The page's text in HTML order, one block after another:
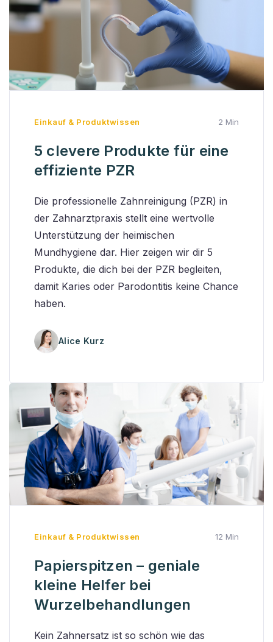
Einkauf & Produktwissen 2 Min
5 clevere Produkte für eine
effiziente PZR
Die professionelle Zahnreinigung (PZR) in
der Zahnarztpraxis stellt eine wertvolle
Unterstützung der heimischen
Mundhygiene dar. Hier zeigen wir dir 5
Produkte, die dich bei der PZR begleiten,
damit Karies oder Parodontitis keine Chance
haben.
Alice Kurz
Einkauf & Produktwissen 12 Min
Papierspitzen – geniale
kleine Helfer bei
Wurzelbehandlungen
Kein Zahnersatz ist so schön wie das